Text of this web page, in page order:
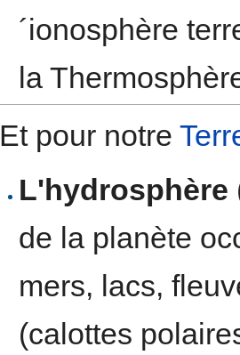
´ionosphère
la
Et pour notre
L'hydrosphère
de la planète
mers, lacs,
(calottes